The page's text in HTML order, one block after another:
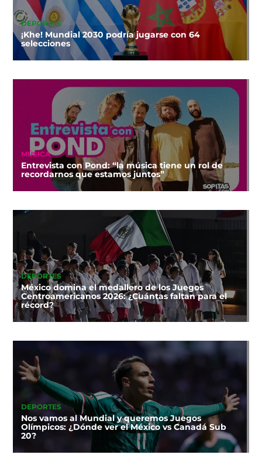
DEPORTES
¡Khe! Mundial 2030 podría jugarse con 64
selecciones
MÚSICA
Entrevista con Pond: “la música tiene un rol de
recordarnos que estamos juntos”
DEPORTES
México domina el medallero de los Juegos
Centroamericanos 2026: ¿Cuántas faltan para el
récord?
DEPORTES
Nos vamos al Mundial y queremos Juegos
Olímpicos: ¿Dónde ver el México vs Canadá Sub
20?